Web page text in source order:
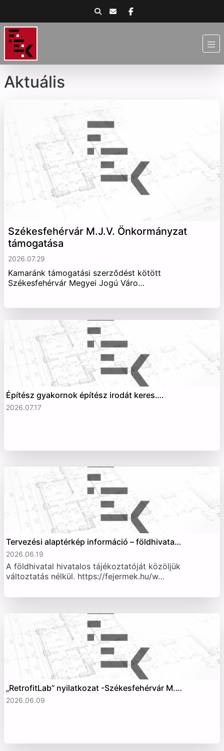
Aktuális
Székesfehérvár M.J.V. Önkormányzat
támogatása
2026.07.29
Kamaránk támogatási szerződést kötött
Székesfehérvár Megyei Jogú Váro…
Építész gyakornok építész irodát keres….
2026.07.17
Tervezési alaptérkép információ – földhivata…
2026.06.19
A földhivatal hivatalos tájékoztatóját közöljük
változtatás nélkül. https://fejermek.hu/w…
„RetrofitLab” nyilatkozat -Székesfehérvár M.…
2026.06.09